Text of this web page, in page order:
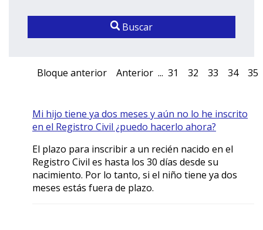
Buscar
Bloque anterior Anterior ... 31 32 33 34 35
Mi hijo tiene ya dos meses y aún no lo he inscrito
en el Registro Civil ¿puedo hacerlo ahora?
El plazo para inscribir a un recién nacido en el
Registro Civil es hasta los 30 días desde su
nacimiento. Por lo tanto, si el niño tiene ya dos
meses estás fuera de plazo.